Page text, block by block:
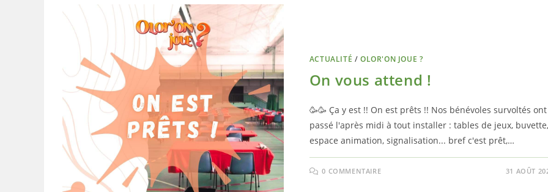
ACTUALITÉ /OLOR'ON JOUE ?
On vous attend !
🥳🥳 Ça y est !! On est prêts !! Nos bénévoles survoltés ont
passé l'après midi à tout installer : tables de jeux, buvette,
espace animation, signalisation... bref c'est prêt,…
0 COMMENTAIRE 31 AOÛT